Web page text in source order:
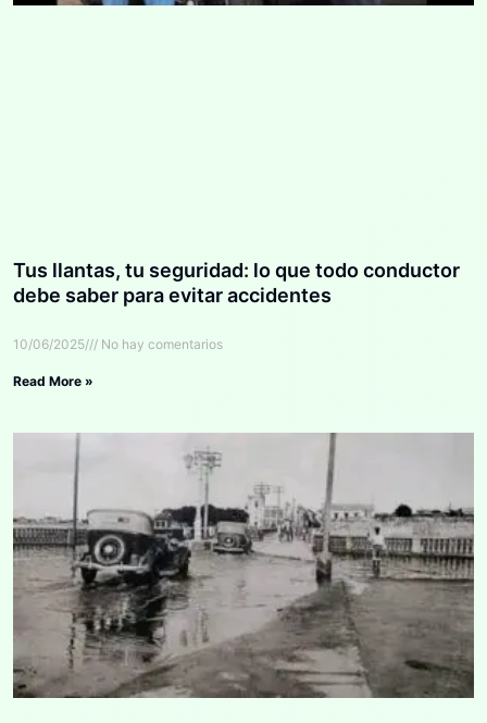
Tus llantas, tu seguridad: lo que todo conductor
debe saber para evitar accidentes
10/06/2025 No hay comentarios
Read More »